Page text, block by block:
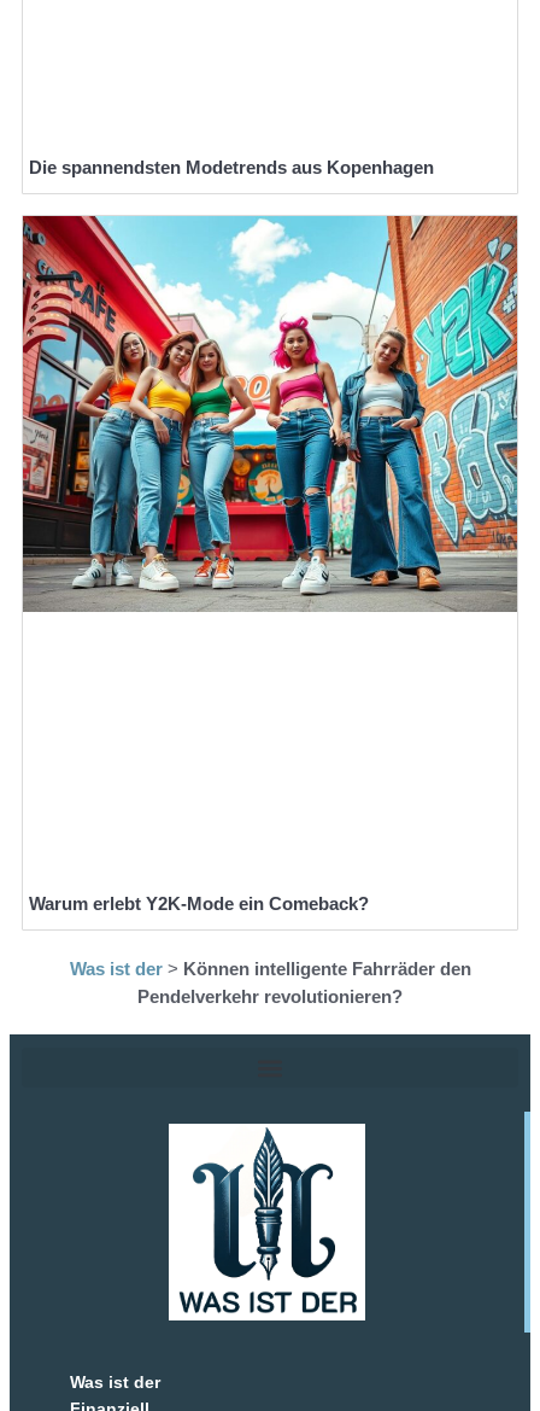
Die spannendsten Modetrends aus Kopenhagen
Warum erlebt Y2K-Mode ein Comeback?
Was ist der> Können intelligente Fahrräder den
Pendelverkehr revolutionieren?
Was ist der